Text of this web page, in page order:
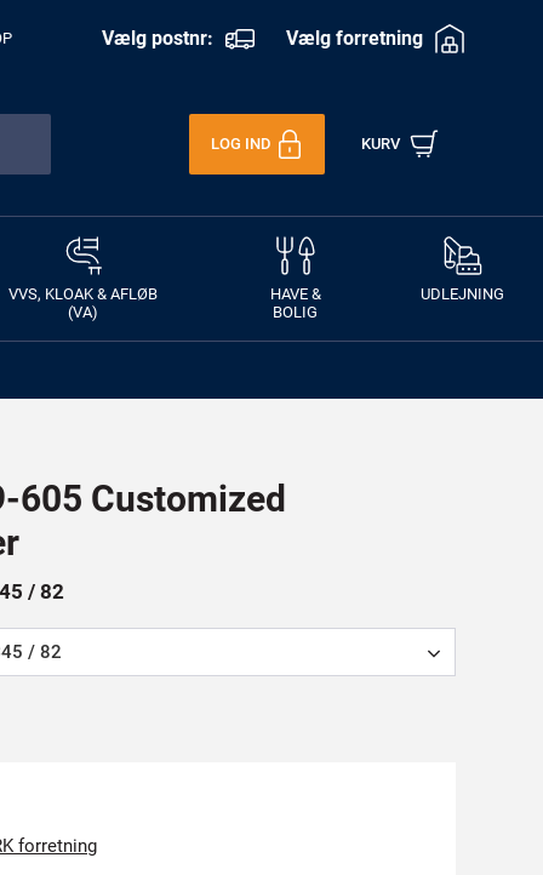
Vælg postnr: Vælg forretning
LOG IND KURV
VVS, KLOAK & AFLØB
(VA)
HAVE &
BOLIG
UDLEJNING
605 Customized
/ 82
/ 82
forretning